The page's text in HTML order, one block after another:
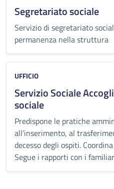
Segretariato sociale
Servizio di segretariato
permanenza nella struttura
UFFICIO
Servizio Sociale
sociale
Predispone le pratiche
all’inserimento, al
decesso degli ospiti.
Segue i rapporti con i